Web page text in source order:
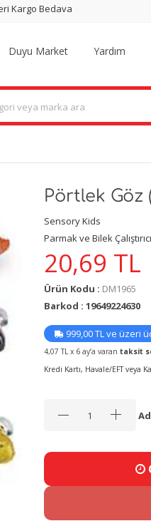
Kargo Bedava
Duyu Market Yardım
Pörtlek Göz
Sensory Kids
Parmak ve Bilek
20,69 TL
Ürün Kodu : DM1965
Barkod : 19649224630
999,00 TL ve üzeri
4,07 TL x 6 ay’a varan taksit
Kredi Kartı, Havale/EFT veya